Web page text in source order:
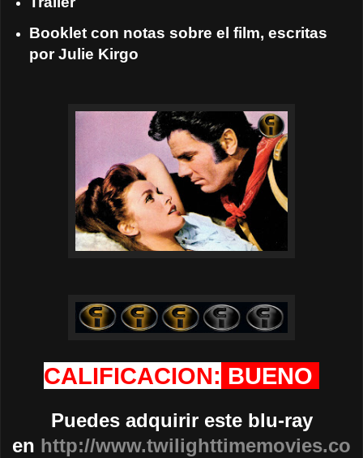
Booklet con notas sobre el film, escritas
por Julie Kirgo
CALIFICACION: BUENO
Puedes adquirir este blu-ray
en http://www.twilighttimemovies.co